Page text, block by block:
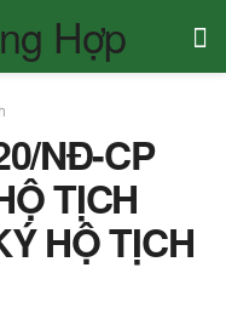
NĐ-CP
TỊCH
HỘ TỊCH